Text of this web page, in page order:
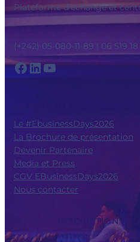
Plateforme d’échange et
(+242) 05-080-11-89 | 06 519 18
Facebook LinkedIn YouTube
Le #EbusinessDays2026
La Brochure de présentation
Devenir Partenaire
Media et Press
CGV EBusinessDays2026
Nous contacter
INSCRIPTION À